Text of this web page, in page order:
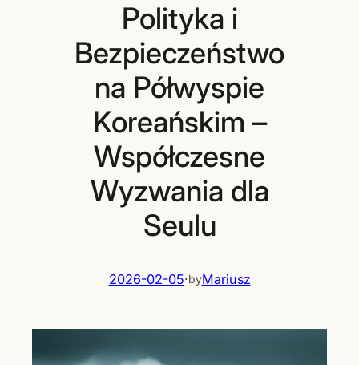
Polityka i
Bezpieczeństwo
na Półwyspie
Koreańskim –
Współczesne
Wyzwania dla
Seulu
2026-02-05·byMariusz